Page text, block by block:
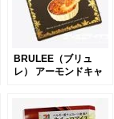
BRULEE（ブリュ
レ） アーモンドキャ